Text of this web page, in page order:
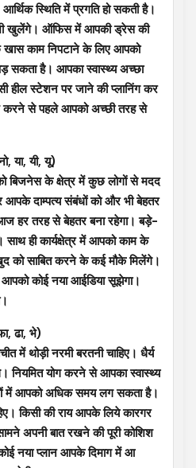
स्थिति में प्रगति हो सकती है।
खुलेंगे। ऑफिस में आपकी ड्रेस की
काम निपटाने के लिए आपको
सकता है। आपका स्वास्थ्य अच्छा
हील स्टेशन पर जाने की प्लानिंग कर
करने से पहले आपको अच्छी तरह से
या, यी, यू)
बिजनेस के क्षेत्र में कुछ लोगों से मदद
दाम्पत्य संबंधों को और भी बेहतर
हर तरह से बेहतर बना रहेगा। बड़े-
साथ ही कार्यक्षेत्र में आपको काम के
को साबित करने के कई मौके मिलेंगे।
कोई नया आईडिया सूझेगा।
ढा, भे)
में थोड़ी नरमी बरतनी चाहिए। धैर्य
नियमित योग करने से आपका स्वास्थ्य
में आपको अधिक समय लग सकता है।
किसी की राय आपके लिये कारगर
अपनी बात रखने की पूरी कोशिश
नया प्लान आपके दिमाग में आ